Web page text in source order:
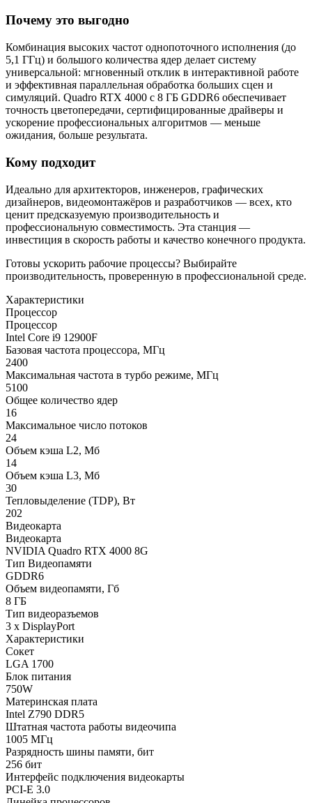
Почему это выгодно
Комбинация высоких частот однопоточного исполнения (до
5,1 ГГц) и большого количества ядер делает систему
универсальной: мгновенный отклик в интерактивной работе
и эффективная параллельная обработка больших сцен и
симуляций. Quadro RTX 4000 с 8 ГБ GDDR6 обеспечивает
точность цветопередачи, сертифицированные драйверы и
ускорение профессиональных алгоритмов — меньше
ожидания, больше результата.
Кому подходит
Идеально для архитекторов, инженеров, графических
дизайнеров, видеомонтажёров и разработчиков — всех, кто
ценит предсказуемую производительность и
профессиональную совместимость. Эта станция —
инвестиция в скорость работы и качество конечного продукта.
Готовы ускорить рабочие процессы? Выбирайте
производительность, проверенную в профессиональной среде.
Характеристики
Процессор
Процессор
Intel Core i9 12900F
Базовая частота процессора, МГц
2400
Максимальная частота в турбо режиме, МГц
5100
Общее количество ядер
16
Максимальное число потоков
24
Объем кэша L2, Мб
14
Объем кэша L3, Мб
30
Тепловыделение (TDP), Вт
202
Видеокарта
Видеокарта
NVIDIA Quadro RTX 4000 8G
Тип Видеопамяти
GDDR6
Объем видеопамяти, Гб
8 ГБ
Тип видеоразъемов
3 x DisplayPort
Характеристики
Сокет
LGA 1700
Блок питания
750W
Материнская плата
Intel Z790 DDR5
Штатная частота работы видеочипа
1005 МГц
Разрядность шины памяти, бит
256 бит
Интерфейс подключения видеокарты
PCI-E 3.0